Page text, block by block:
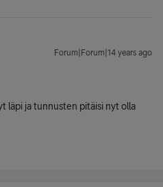
Forum|Forum|14 years ago
läpi ja tunnusten pitäisi nyt olla